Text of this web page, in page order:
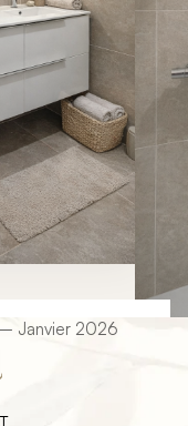
– Janvier 2026